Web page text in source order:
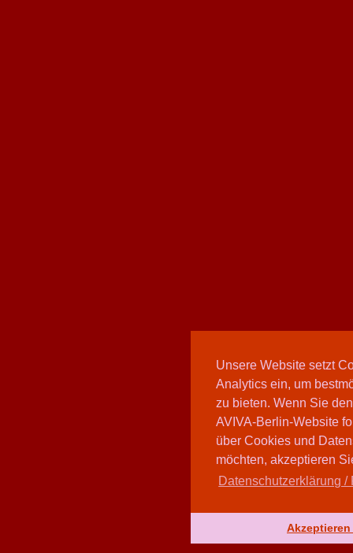
Unsere Website setzt
Analytics ein, um
zu bieten. Wenn Sie
AVIVA-Berlin-Website
über Cookies und
möchten, akzeptieren
Datenschutzerklärung /